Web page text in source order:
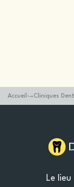
Accueil Cliniques
Le